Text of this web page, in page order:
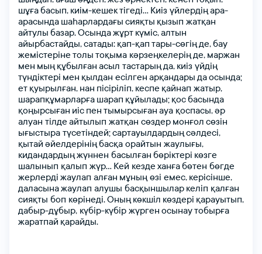
шұғабасып, киім-кешектігеді... Киіз үйлердіңара-
арасында шаһарлардағы сияқты қызып жатқан
айтулы базар.Осындажұрт күміс,алтын
айырбастайды,сатады: қап-қап тары-сөгіңде,бау
жемістеріне толы тоқыма кәрзеңкелеріңде, маржан
мен мың құбылған асыл тастарыңда, киіз үйдің
түндіктері мен қылдан есілген арқандары даосында;
ет қуырылған, нан пісіріліп, кеспе қайнап жатыр,
шарапқұмарларға шарап құйылады; қосбасында
қоңырсыған иіс пен тымырсыған ауа қоспасы,әр
алуан тілде айтылып жатқан сөздер монғол сөзін
ығыстыра түсетіндей;сартауылдардыңсәлдесі,
қытай әйелдерініңбасқа орайтын жаулығы,
кидандардыңжүннен басылған бөріктері көзге
шалынып қалып жүр... Кей кезде ханғабөтен бөгде
жерлерді жаулап алған мұның өзі емес, керісінше,
даласынажаулап алушы басқыншылар келіп қалған
сияқты боп көрінеді.Оның көкшіл көздері қарауытып,
дабыр-дұбыр, күбір-күбір жүрген осынаутобырға
жаратпай қарайды.
поштаңыз
сөзіңіз
поштаңыз
сөзіңіз